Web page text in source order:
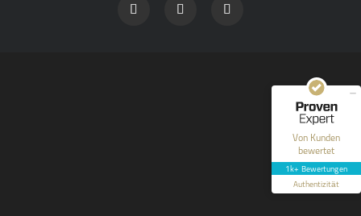
Von Kunden
bewertet
1k+ Bewertungen
Authentizität
40
Bewertungen auf
ProvenExpert.com
Blick aufs ProvenExpert-Profil werfen